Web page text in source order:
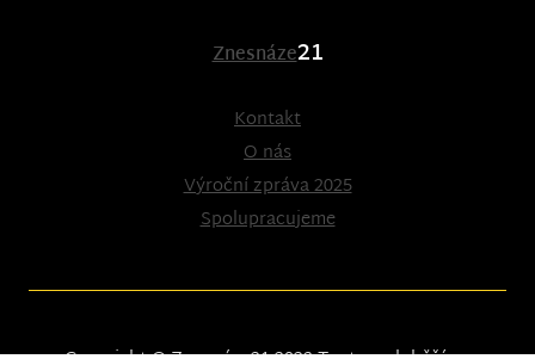
Znesnáze21
Kontakt
O nás
Výroční zpráva 2025
Spolupracujeme